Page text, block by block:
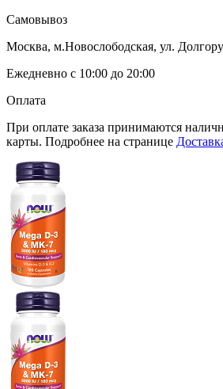
Самовывоз
Москва, м.Новослободская, ул.
Ежедневно с 10:00 до 20:00
Оплата
При оплате заказа принимаются
карты. Подробнее на странице